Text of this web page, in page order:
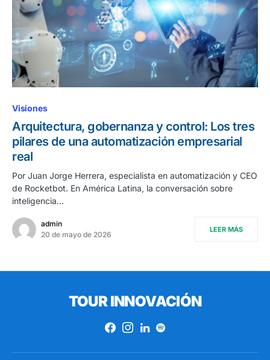
Visiones
Arquitectura, gobernanza y control: Los tres
pilares de una automatización empresarial
real
Por Juan Jorge Herrera, especialista en automatización y CEO
de Rocketbot. En América Latina, la conversación sobre
inteligencia…
admin
20 de mayo de 2026
LEER MÁS
TOUR INNOVACIÓN